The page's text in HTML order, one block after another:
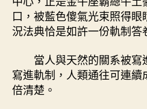
口，被藍色傻氣光束照得
況法典恰是如許一份軌制答
當人與天然的關系被
寫進軌制，人類通往可連
倍清楚。